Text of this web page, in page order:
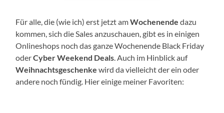
Für alle, die (wie ich) erst jetzt amWochenende dazu
kommen, sich die Sales anzuschauen, gibt es in einigen
Onlineshops noch das ganze Wochenende Black Friday
oderCyber Weekend Deals . Auch im Hinblick auf
Weihnachtsgeschenke wird da vielleicht der ein oder
andere noch fündig. Hier einige meiner Favoriten: